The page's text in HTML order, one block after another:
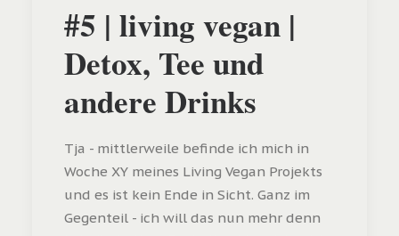
#5 | living vegan |
Detox, Tee und
andere Drinks
Tja - mittlerweile befinde ich mich in
Woche XY meines Living Vegan Projekts
und es ist kein Ende in Sicht. Ganz im
Gegenteil - ich will das nun mehr denn